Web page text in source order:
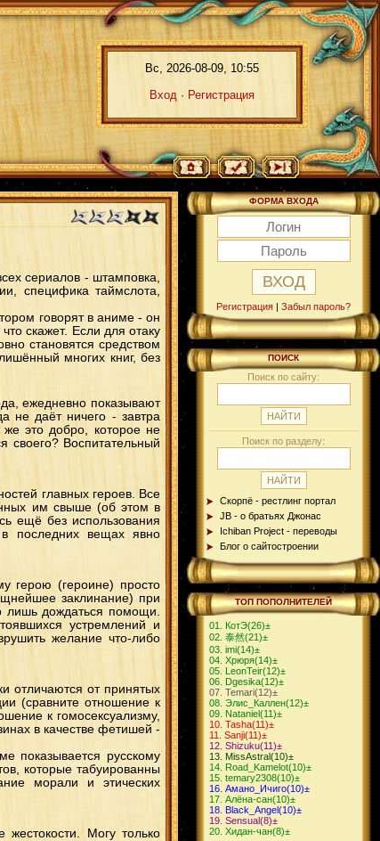
Вс, 2026-08-09, 10:55
Вход · Регистрация
сериалов - штамповка,
специфика таймслота,
говорят в аниме - он
скажет. Если для отаку
становятся средством
многих книг, без
ежедневно показывают
не даёт ничего - завтра
это добро, которое не
своего? Воспитательный
главных героев. Все
им свыше (об этом в
ещё без использования
последних вещах явно
герою (героине) просто
заклинание) при
лишь дождаться помощи.
устремлений и
желание что-либо
отличаются от принятых
(сравните отношение к
к гомосексуализму,
в качестве фетишей -
показывается русскому
которые табуированны
морали и этических
Могу только
ФОРМА ВХОДА
Регистрация | Забыл пароль?
ПОИСК
Поиск по сайту:
Поиск по разделу:
Скорпё - рестлинг портал
JB - о братьях Джонас
Ichiban Project - переводы
Блог о сайтостроении
ТОП ПОПОЛНИТЕЛЕЙ
КотЭ(26)±
泰然(21)±
imi(14)±
Хрюря(14)±
LeonTeir(12)±
Dgesika(12)±
Теmari(12)±
Элис_Каллен(12)±
Nataniel(11)±
Tasha(11)±
Sanji(11)±
Shizuku(11)±
MissAstral(10)±
Road_Kamelot(10)±
temary2308(10)±
Амано_Ичиго(10)±
Алёна-сан(10)±
Black_Angel(10)±
Sensual(8)±
Хидан-чан(8)±